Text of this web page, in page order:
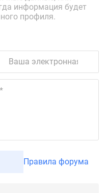
информация будет
профиля.
Правила форума